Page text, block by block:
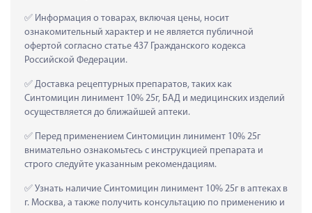
Информация о товарах, включая цены, носит
ознакомительный характер и не является публичной
офертой согласно статье 437 Гражданского кодекса
Российской Федерации.
Доставка рецептурных препаратов, таких как
Синтомицин линимент 10% 25г, БАД и медицинских изделий
осуществляется до ближайшей аптеки.
Перед применением Синтомицин линимент 10% 25г
внимательно ознакомьтесь с инструкцией препарата и
строго следуйте указанным рекомендациям.
Узнать наличие Синтомицин линимент 10% 25г в аптеках в
г. Москва, а также получить консультацию по применению и